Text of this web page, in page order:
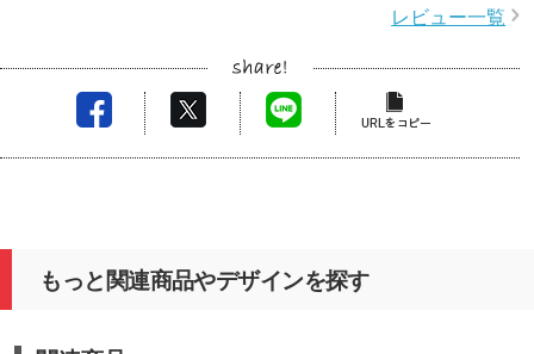
レビュー一覧
もっと関連商品やデザインを探す